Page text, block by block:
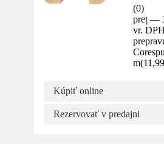
(0)
preț —
vr.
m(
Kúpiť online
Rezervovať v predajni